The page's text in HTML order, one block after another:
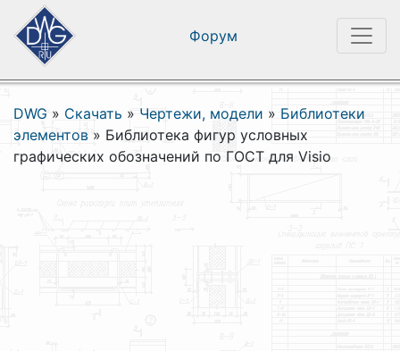
Форум
DWG » Скачать » Чертежи, модели » Библиотеки
элементов » Библиотека фигур условных
графических обозначений по ГОСТ для Visio